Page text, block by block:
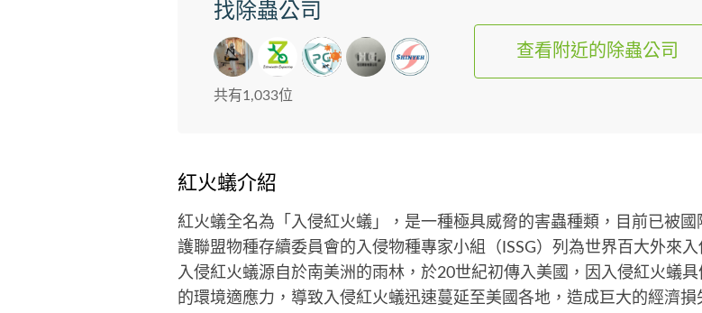
找除蟲公司
共有1,033位
查看附近的除蟲公司
紅火蟻介紹
紅火蟻全名為「入侵紅火蟻」，是一種極具威脅的害蟲種類，目前已被國
護聯盟物種存續委員會的入侵物種專家小組（ISSG）列為世界百大外來入
入侵紅火蟻源自於南美洲的雨林，於20世紀初傳入美國，因入侵紅火蟻具
的環境適應力，導致入侵紅火蟻迅速蔓延至美國各地，造成巨大的經濟損